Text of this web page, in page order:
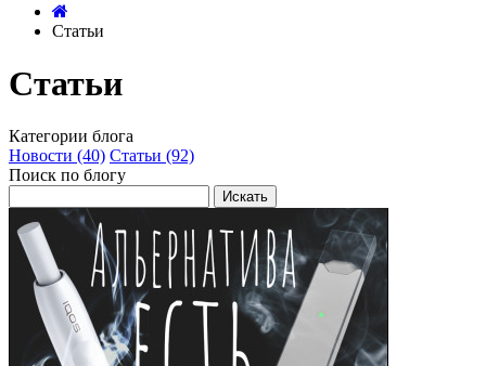
Статьи
Статьи
Категории блога
Новости (40) Статьи (92)
Поиск по блогу